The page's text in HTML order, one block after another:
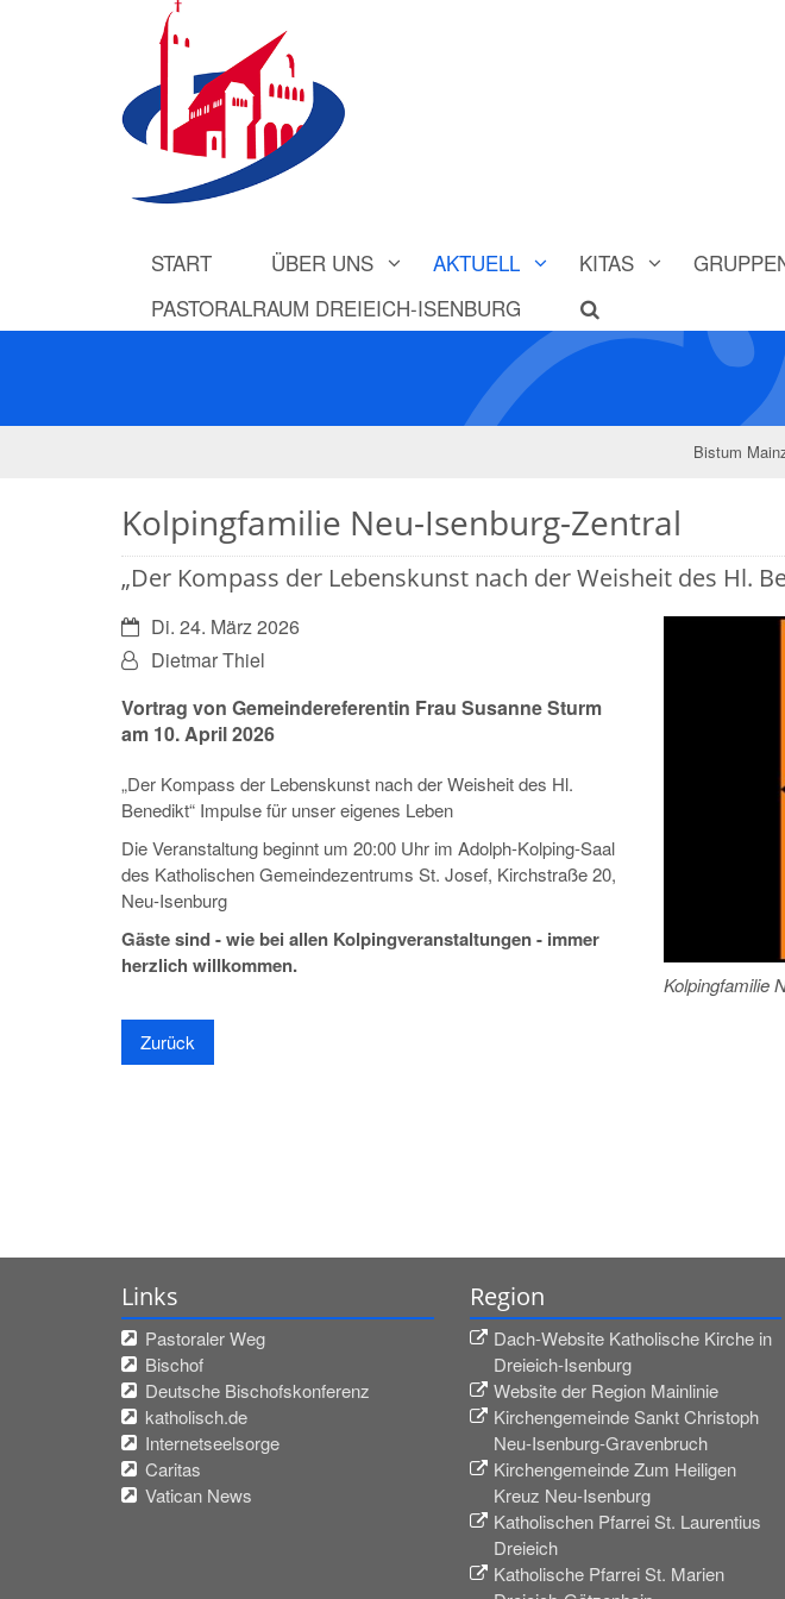
START ÜBER UNS AKTUELL KITAS
PASTORALRAUM DREIEICH-ISENBURG
Bistum
Kolpingfamilie Neu-Isenburg-Zentral
„Der Kompass der Lebenskunst nach der Weisheit des Hl.
Kolpingfamilie
Datum:Di. 24. März 2026
Von:Dietmar Thiel
Vortrag von Gemeindereferentin Frau Susanne Sturm
am 10. April 2026
„Der Kompass der Lebenskunst nach der Weisheit des Hl.
Benedikt“ Impulse für unser eigenes Leben
Die Veranstaltung beginnt um 20:00 Uhr im Adolph-Kolping-Saal
des Katholischen Gemeindezentrums St. Josef, Kirchstraße 20,
Neu-Isenburg
Gäste sind - wie bei allen Kolpingveranstaltungen - immer
herzlich willkommen.
Zurück
Links
Pastoraler Weg
Bischof
Deutsche Bischofskonferenz
katholisch.de
Internetseelsorge
Caritas
Vatican News
Region
Dach-Website Katholische Kirche in
Dreieich-Isenburg
Website der Region Mainlinie
Kirchengemeinde Sankt Christoph
Neu-Isenburg-Gravenbruch
Kirchengemeinde Zum Heiligen
Kreuz Neu-Isenburg
Katholischen Pfarrei St. Laurentius
Dreieich
Katholische Pfarrei St. Marien